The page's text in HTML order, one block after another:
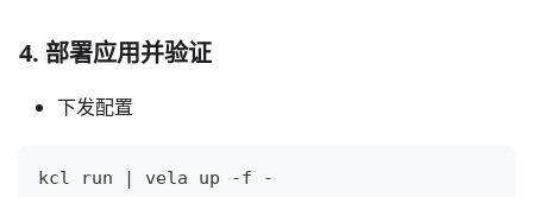
4. 部署应用并验证
下发配置
kcl run | vela up -f -